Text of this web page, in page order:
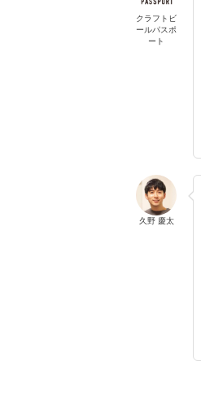
クラフトビ
ールパスポ
ート
久野 慶太